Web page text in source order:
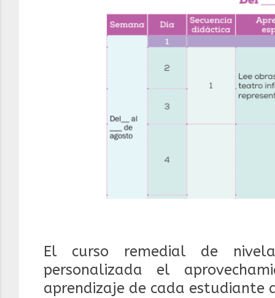
El curso remedial de
personalizada el
aprendizaje de cada estudiante